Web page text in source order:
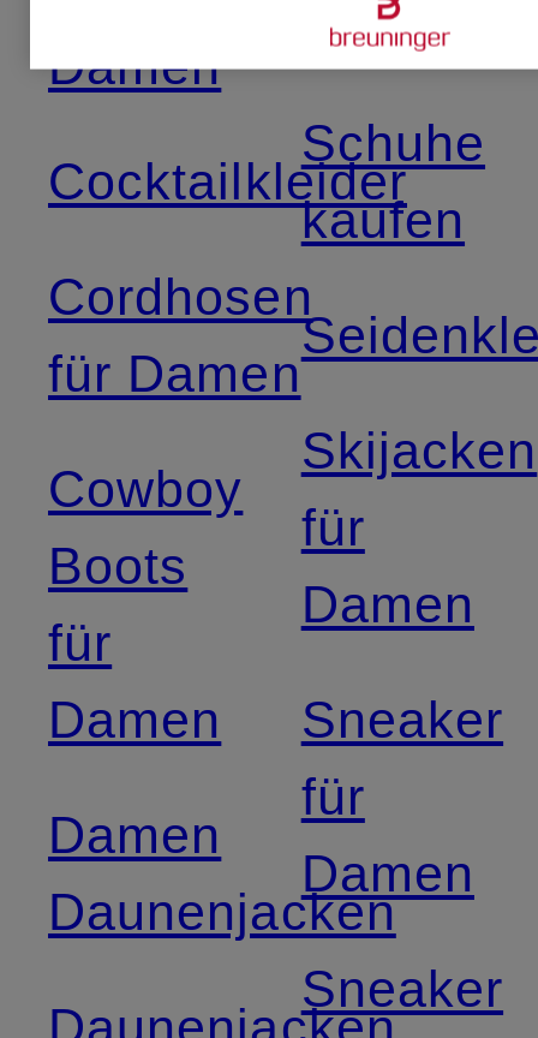
Damen
Cocktailkleider
Cordhosen
für Damen
Cowboy
Boots
für
Damen
Damen
Daunenjacken
Damen
Schuhe
kaufen
Skijacken
für
Damen
Sneaker
für
Damen
Sneaker